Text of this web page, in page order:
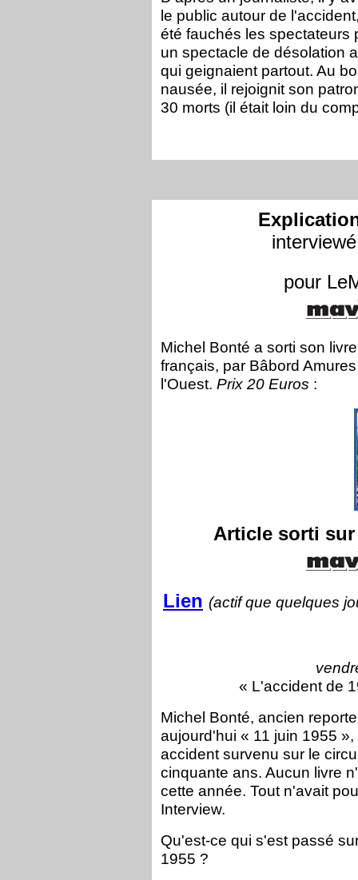
le public autour de
été fauchés les spectateurs
un spectacle de désolation
qui geignaient partout. Au
nausée, il rejoignit son
30 morts (il était loin du
pour
Michel Bonté a sorti son
français, par Bâbord
l'Ouest. Prix 20 Euros :
Article sorti
Lien (actif que quelques
« L'accident de
Michel Bonté, ancien
aujourd'hui « 11 juin 1955
accident survenu sur le
cinquante ans. Aucun livre
cette année. Tout n'avait
Interview.
Qu'est-ce qui s'est passé
1955 ?